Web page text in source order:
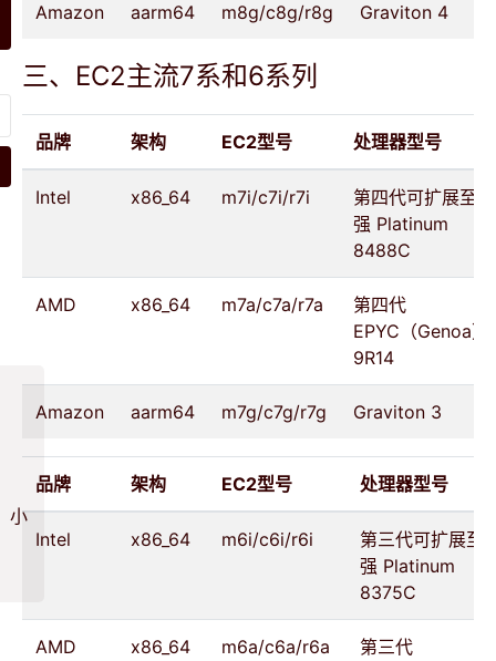
小
Amazon aarm64 m8g/c8g/r8g Graviton 4
三、EC2主流7系和6系列
品牌 架构 EC2型号 处理器型号
Intel x86_64 m7i/c7i/r7i
第四代可扩展至
强 Platinum
8488C
AMD x86_64 m7a/c7a/r7a
第四代
EPYC（Genoa）
9R14
Amazon aarm64 m7g/c7g/r7g Graviton 3
品牌 架构 EC2型号 处理器型号
Intel x86_64 m6i/c6i/r6i
第三代可扩展至
强 Platinum
8375C
AMD x86_64 m6a/c6a/r6a
第三代